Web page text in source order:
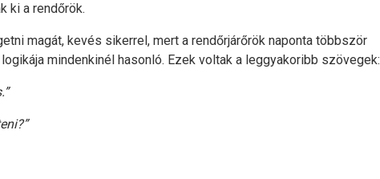
ki a rendőrök.
magát, kevés sikerrel, mert a rendőrjárőrök naponta többször
mindenkinél hasonló. Ezek voltak a leggyakoribb szövegek: